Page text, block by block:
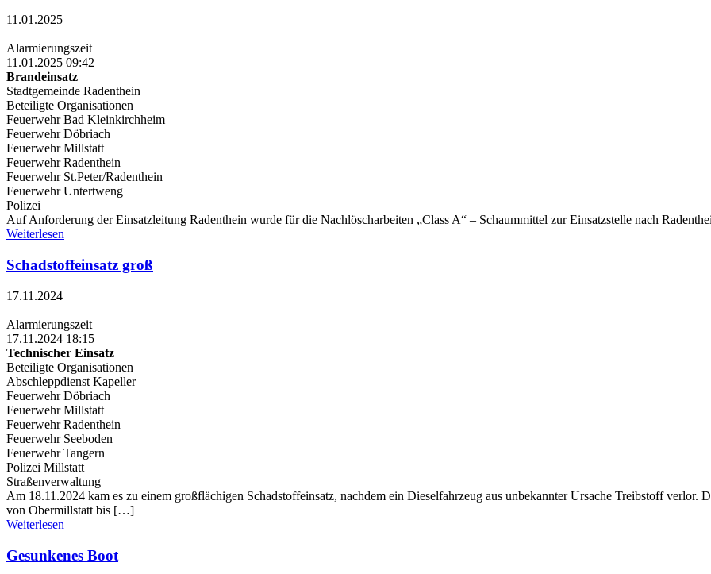
11.01.2025
Alarmierungszeit
11.01.2025 09:42
Brandeinsatz
Stadtgemeinde Radenthein
Beteiligte Organisationen
Feuerwehr Bad Kleinkirchheim
Feuerwehr Döbriach
Feuerwehr Millstatt
Feuerwehr Radenthein
Feuerwehr St.Peter/Radenthein
Feuerwehr Untertweng
Polizei
Auf Anforderung der Einsatzleitung Radenthein wurde für die Nachlöscharbeiten „Class A“ – Schaummittel zur Einsatzstelle nach
Weiterlesen
Schadstoffeinsatz groß
17.11.2024
Alarmierungszeit
17.11.2024 18:15
Technischer Einsatz
Beteiligte Organisationen
Abschleppdienst Kapeller
Feuerwehr Döbriach
Feuerwehr Millstatt
Feuerwehr Radenthein
Feuerwehr Seeboden
Feuerwehr Tangern
Polizei Millstatt
Straßenverwaltung
Am 18.11.2024 kam es zu einem großflächigen Schadstoffeinsatz, nachdem ein Dieselfahrzeug aus unbekannter Ursache Treibstoff verlor.
von Obermillstatt bis […]
Weiterlesen
Gesunkenes Boot